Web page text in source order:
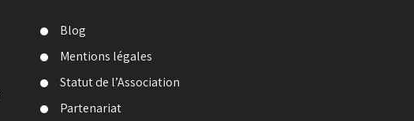
Blog
Mentions légales
Statut de l’Association
Partenariat